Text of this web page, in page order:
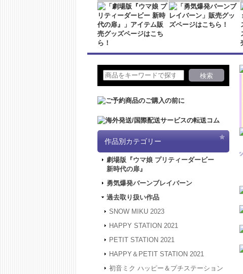
作品別カテゴリー
劇場版『ウマ娘 プリティーダービー
新時代の扉』
勇気爆発バーンブレイバーン
過去取り扱い作品
SNOW MIKU 2023
HAPPY STATION 2021
PETIT STATION 2021
HAPPY＆PETIT STATION 2021
初音ミク ハッピー＆プチステーション